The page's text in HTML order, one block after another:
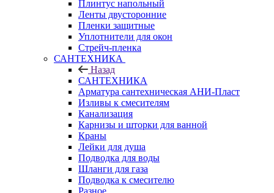
Плинтус напольный
Ленты двусторонние
Пленки защитные
Уплотнители для окон
Стрейч-пленка
САНТЕХНИКА
Назад
САНТЕХНИКА
Арматура сантехническая АНИ-Пласт
Изливы к смесителям
Канализация
Карнизы и шторки для ванной
Краны
Лейки для душа
Подводка для воды
Шланги для газа
Подводка к смесителю
Разное